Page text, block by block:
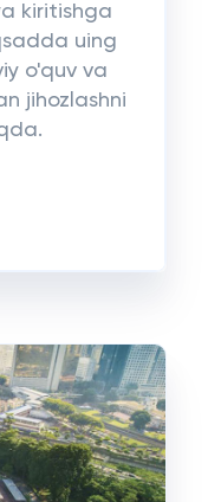
kiritishga
uing
o'quv va
jihozlashni